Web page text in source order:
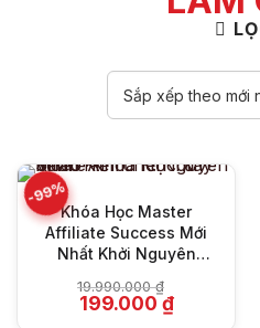
-99%
Khóa Học Master
Affiliate Success Mới
Nhất Khởi Nguyên
19.990.000₫
Giá
gốc
199.000 ₫Giá
hiện